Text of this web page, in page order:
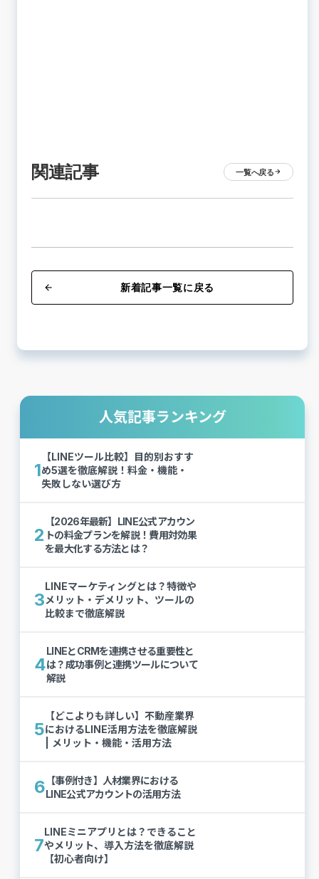
関連記事 一覧へ戻る arrow_forward
arrow_back 新着記事一覧に戻る
人気記事ランキング
1
【LINEツール比較】目的別おすす
め5選を徹底解説！料金・機能・
失敗しない選び方
2
【2026年最新】LINE公式アカウン
トの料金プランを解説！費用対効果
を最大化する方法とは？
3
LINEマーケティングとは？特徴や
メリット・デメリット、ツールの
比較まで徹底解説
4
LINEとCRMを連携させる重要性と
は？成功事例と連携ツールについて
解説
5
【どこよりも詳しい】不動産業界
におけるLINE活用方法を徹底解説
| メリット・機能・活用方法
6 【事例付き】人材業界における
LINE公式アカウントの活用方法
7
LINEミニアプリとは？できること
やメリット、導入方法を徹底解説
【初心者向け】